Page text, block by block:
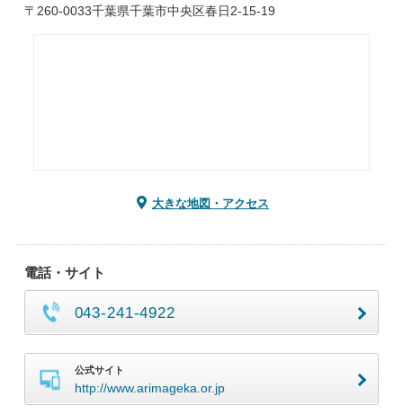
〒260-0033千葉県千葉市中央区春日2-15-19
大きな地図・アクセス
電話・サイト
043-241-4922
公式サイト
http://www.arimageka.or.jp